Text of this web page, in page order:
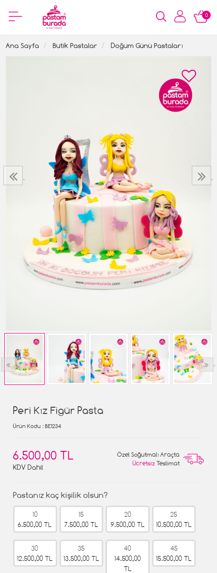
0
Ana Sayfa Butik Pastalar Doğum Günü Pastaları
‹ ›
‹ ›
Peri Kız Figür Pasta
Ürün Kodu : BE1234
6.500,00 TL
KDV Dahil
Özel Soğutmalı Araçta
Ücretsiz Teslimat
Pastanız kaç kişilik olsun?
10
6.500,00 TL
15
7.500,00 TL
20
9.500,00 TL
25
10.500,00 TL
30
12.500,00 TL
35
13.500,00 TL
40
14.500,00
TL
45
15.500,00 TL